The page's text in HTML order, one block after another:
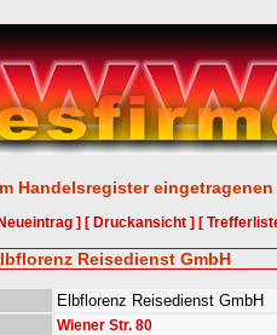
Handelsregister
] [ Druckansicht ] [
Reisedienst GmbH
Elbflorenz Reisedienst GmbH
Wiener Str. 80